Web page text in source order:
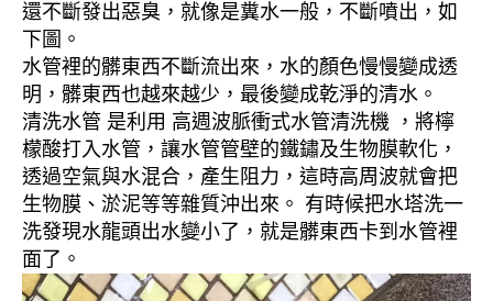
還不斷發出惡臭，就像是糞水一般，不斷噴出，如
下圖。
水管裡的髒東西不斷流出來，水的顏色慢慢變成透
明，髒東西也越來越少，最後變成乾淨的清水。
清洗水管 是利用 高週波脈衝式水管清洗機 ，將檸
檬酸打入水管，讓水管管壁的鐵鏽及生物膜軟化，
透過空氣與水混合，產生阻力，這時高周波就會把
生物膜、淤泥等等雜質沖出來。 有時候把水塔洗一
洗發現水龍頭出水變小了，就是髒東西卡到水管裡
面了。